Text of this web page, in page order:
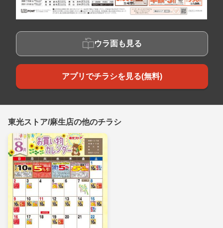
ウラ面も見る
アプリでチラシを見る(無料)
東光ストア/麻生店の他のチラシ